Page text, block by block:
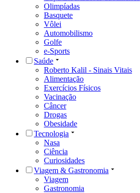
Olimpíadas
Basquete
Vôlei
Automobilismo
Golfe
e-Sports
Saúde
Roberto Kalil - Sinais Vitais
Alimentação
Exercícios Físicos
Vacinação
Câncer
Drogas
Obesidade
Tecnologia
Nasa
Ciência
Curiosidades
Viagem & Gastronomia
Viagem
Gastronomia